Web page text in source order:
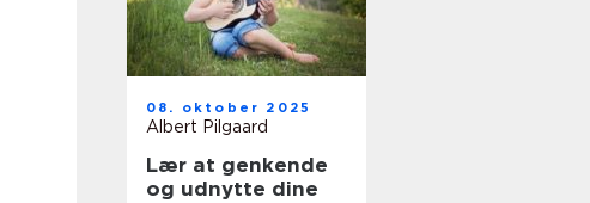
08. oktober 2025
Albert Pilgaard
Lær at genkende
og udnytte dine